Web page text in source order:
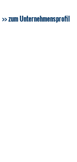
zum Unternehmensprofil